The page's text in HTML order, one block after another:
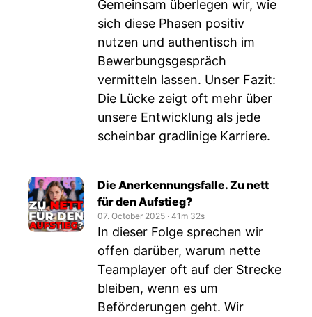
Gemeinsam überlegen wir, wie
sich diese Phasen positiv
nutzen und authentisch im
Bewerbungsgespräch
vermitteln lassen. Unser Fazit:
Die Lücke zeigt oft mehr über
unsere Entwicklung als jede
scheinbar gradlinige Karriere.
Die Anerkennungsfalle. Zu nett
für den Aufstieg?
07. October 2025 ‧ 41m 32s
In dieser Folge sprechen wir
offen darüber, warum nette
Teamplayer oft auf der Strecke
bleiben, wenn es um
Beförderungen geht. Wir